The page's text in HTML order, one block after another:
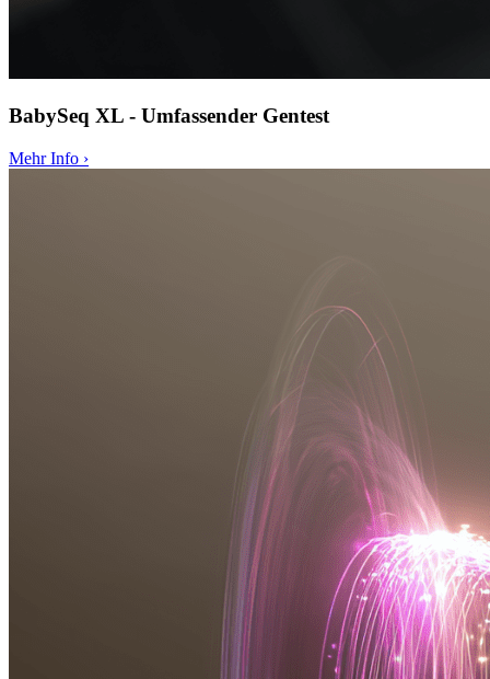
BabySeq XL - Umfassender Gentest
Mehr Info ›